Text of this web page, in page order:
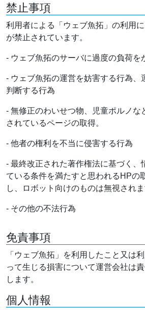
禁止事項
利用者による「ウェブ魚拓」の利用
が禁止されています。
- ウェブ魚拓のサーバに過度の負荷を
- ウェブ魚拓の運営を妨害する行為、
判断する行為
- 無修正のわいせつ物、児童ポルノな
されているページの取得。
- 他者の権利を不当に侵害する行為
- 最終改正された著作権法に基づく、
ている条件を満たすと思われるHPの
し、ロボット向けのものは無視され
- その他の不法行為
免責事項
「ウェブ魚拓」を利用したこと又は
って生じる損害について運営会社は
します。
個人情報